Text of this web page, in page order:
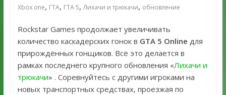
Xbox one, ГТА, ГТА 5,Лихачи и трюкачи, обновление
Rockstar Games продолжает увеличивать
количество каскадерских гонок в GTA 5 Online для
прирождённых гонщиков. Всё это делается в
рамках последнего крупного обновления «Лихачи и
трюкачи» . Соревнуйтесь с другими игроками на
новых транспортных средствах, проезжая по